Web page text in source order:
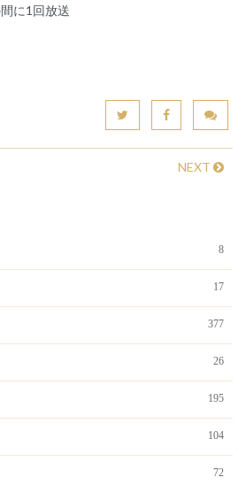
に1回放送
NEXT
8
17
377
26
195
104
72